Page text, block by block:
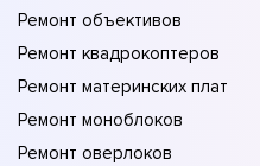
Ремонт объективов
Ремонт квадрокоптеров
Ремонт материнских плат
Ремонт моноблоков
Ремонт оверлоков